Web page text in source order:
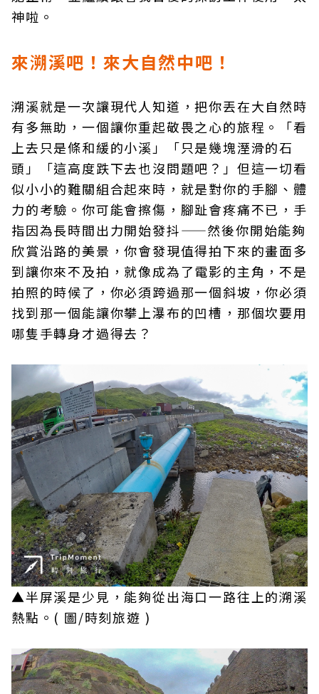
神啦。
來溯溪吧！來大自然中吧！
溯溪就是一次讓現代人知道，把你丟在大自然時
有多無助，一個讓你重起敬畏之心的旅程。「看
上去只是條和緩的小溪」「只是幾塊溼滑的石
頭」「這高度跌下去也沒問題吧？」但這一切看
似小小的難關組合起來時，就是對你的手腳、體
力的考驗。你可能會擦傷，腳趾會疼痛不已，手
指因為長時間出力開始發抖——然後你開始能夠
欣賞沿路的美景，你會發現值得拍下來的畫面多
到讓你來不及拍，就像成為了電影的主角，不是
拍照的時候了，你必須跨過那一個斜坡，你必須
找到那一個能讓你攀上瀑布的凹槽，那個坎要用
哪隻手轉身才過得去？
▲半屏溪是少見，能夠從出海口一路往上的溯溪
熱點。( 圖/時刻旅遊 )